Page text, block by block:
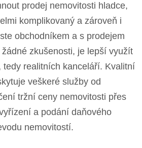
prodej nemovitosti hladce,
komplikovaný a zároveň i
obchodníkem a s prodejem
zkušenosti, je lepší využít
tedy realitních kanceláří. Kvalitní
veškeré služby od
tržní ceny nemovitosti přes
a podání daňového
nemovitostí.